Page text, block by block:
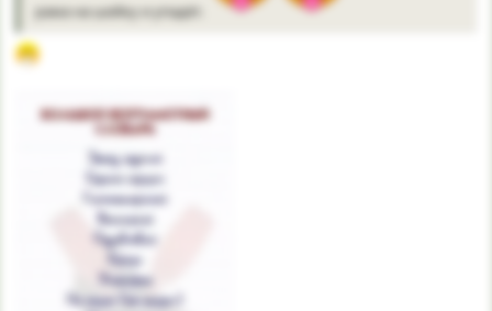
рама на шейку и упадёт.